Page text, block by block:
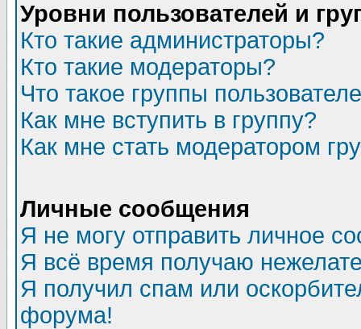
Уровни пользователей и
Кто такие администраторы?
Кто такие модераторы?
Что такое группы
Как мне вступить в группу?
Как мне стать модератором
Личные сообщения
Я не могу отправить личное
Я всё время получаю
Я получил спам или
форума!